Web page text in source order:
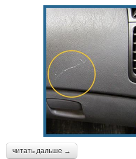
читать дальше →